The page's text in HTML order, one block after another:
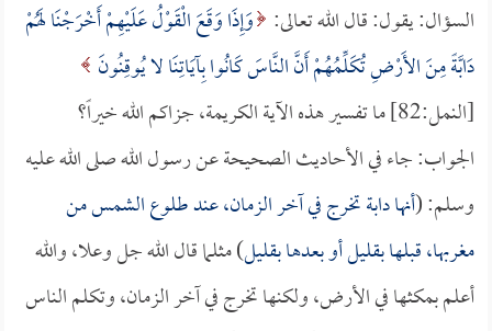
السؤال: يقول: قال الله تعالى: وَإِذَا وَقَعَ الْقَوْلُ عَلَيْهِمْ أَخْرَجْنَا لَهُمْ
دَابَّةً مِنَ الأَرْضِ تُكَلِّمُهُمْ أَنَّ النَّاسَ كَانُوا بِآيَاتِنَا لا يُوقِنُونَ
[النمل:82] ما تفسير هذه الآية الكريمة، جزاكم الله خيراً؟
الجواب: جاء في الأحاديث الصحيحة عن رسول الله صلى الله عليه
وسلم: (أنها دابة تخرج في آخر الزمان، عند طلوع الشمس من
مغربها، قبلها بقليل أو بعدها بقليل) مثلما قال الله جل وعلا، والله
أعلم بمكثها في الأرض، ولكنها تخرج في آخر الزمان، وتكلم الناس